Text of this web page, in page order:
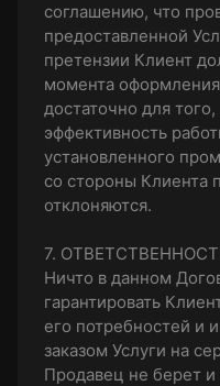
соглашению, что
предоставленной
претензии Клиент
момента
достаточно для
эффективность
установленного
со стороны Клиента
отклоняются.
7.
Ничто в данном
гарантировать
его потребностей и
заказом Услуги на
Продавец не берет